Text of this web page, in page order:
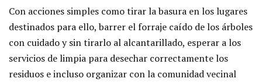
Con acciones simples como tirar la basura en los lugares
destinados para ello, barrer el forraje caído de los árboles
con cuidado y sin tirarlo al alcantarillado, esperar a los
servicios de limpia para desechar correctamente los
residuos e incluso organizar con la comunidad vecinal